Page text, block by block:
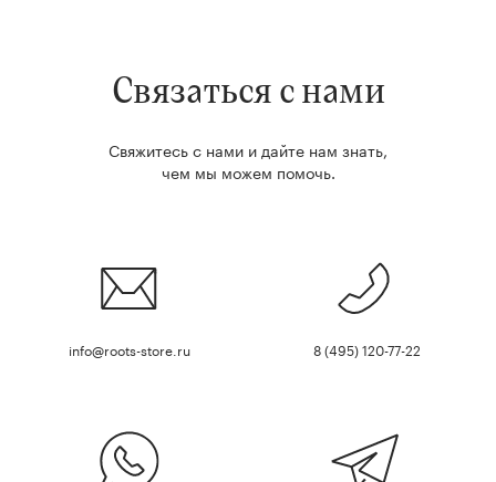
Связаться с нами
Свяжитесь с нами и дайте нам знать,
чем мы можем помочь.
info@roots-store.ru 8 (495) 120-77-22